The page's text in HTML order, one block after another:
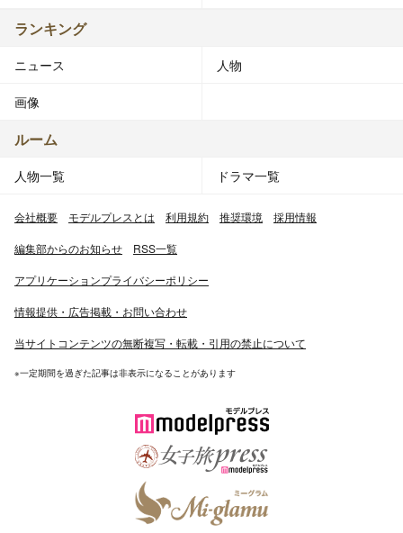
ランキング
ニュース 人物
画像
ルーム
人物一覧 ドラマ一覧
会社概要 モデルプレスとは 利用規約 推奨環境 採用情報
編集部からのお知らせ RSS一覧
アプリケーションプライバシーポリシー
情報提供・広告掲載・お問い合わせ
当サイトコンテンツの無断複写・転載・引用の禁止について
※一定期間を過ぎた記事は非表示になることがあります